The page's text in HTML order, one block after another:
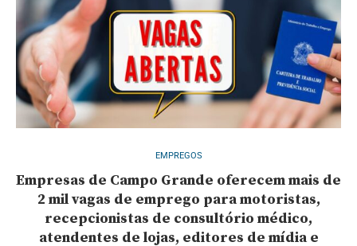
EMPREGOS
Empresas de Campo Grande oferecem mais de
2 mil vagas de emprego para motoristas,
recepcionistas de consultório médico,
atendentes de lojas, editores de mídia e